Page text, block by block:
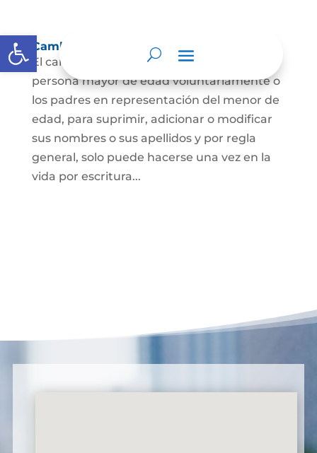
Abrir barra de herramientas
Cambio Nombre
El cambio de nombre lo podrá hacer la
persona mayor de edad voluntariamente o
los padres en representación del menor de
edad, para suprimir, adicionar o modificar
sus nombres o sus apellidos y por regla
general, solo puede hacerse una vez en la
vida por escritura...